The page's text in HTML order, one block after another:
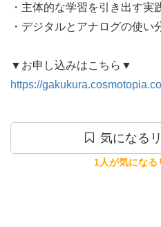
・主体的な学習を引き出す実
・デジタルとアナログの使い
https://
気になる
1人が気になる